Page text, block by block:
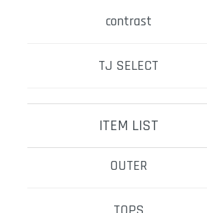
contrast
TJ SELECT
ITEM LIST
OUTER